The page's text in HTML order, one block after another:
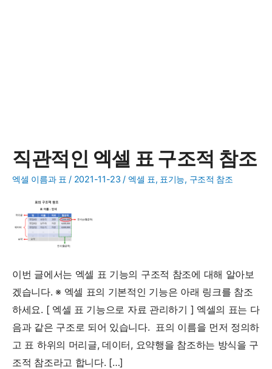
직관적인 엑셀 표 구조적 참조
엑셀 이름과 표 / 2021-11-23 / 엑셀 표, 표기능, 구조적 참조
이번 글에서는 엑셀 표 기능의 구조적 참조에 대해 알아보
겠습니다. ※ 엑셀 표의 기본적인 기능은 아래 링크를 참조
하세요. [ 엑셀 표 기능으로 자료 관리하기 ] 엑셀의 표는 다
음과 같은 구조로 되어 있습니다. 표의 이름을 먼저 정의하
고 표 하위의 머리글, 데이터, 요약행을 참조하는 방식을 구
조적 참조라고 합니다. […]